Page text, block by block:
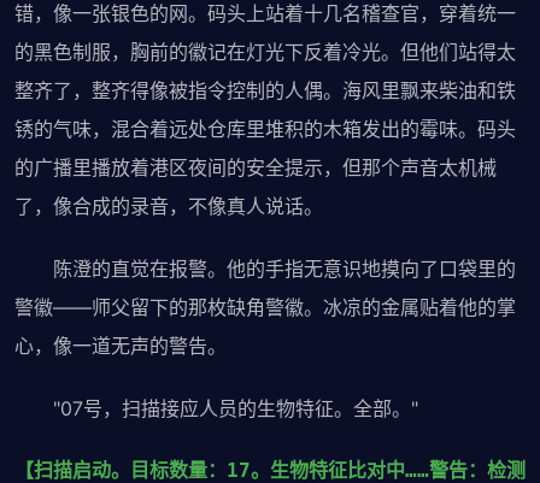
错，像一张银色的网。码头上站着十几名稽查官，穿着统一
的黑色制服，胸前的徽记在灯光下反着冷光。但他们站得太
整齐了，整齐得像被指令控制的人偶。海风里飘来柴油和铁
锈的气味，混合着远处仓库里堆积的木箱发出的霉味。码头
的广播里播放着港区夜间的安全提示，但那个声音太机械
了，像合成的录音，不像真人说话。
陈澄的直觉在报警。他的手指无意识地摸向了口袋里的
警徽——师父留下的那枚缺角警徽。冰凉的金属贴着他的掌
心，像一道无声的警告。
"07号，扫描接应人员的生物特征。全部。"
【扫描启动。目标数量：17。生物特征比对中……警告：检测